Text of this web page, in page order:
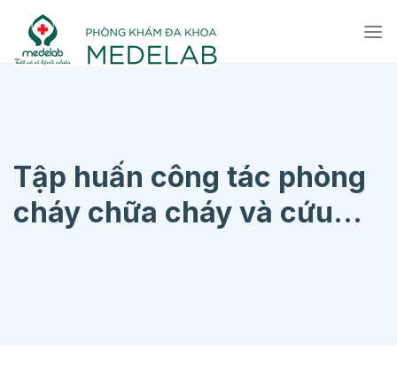
Chuyển
nội
Tập huấn công tác phòng
cháy chữa cháy và cứu